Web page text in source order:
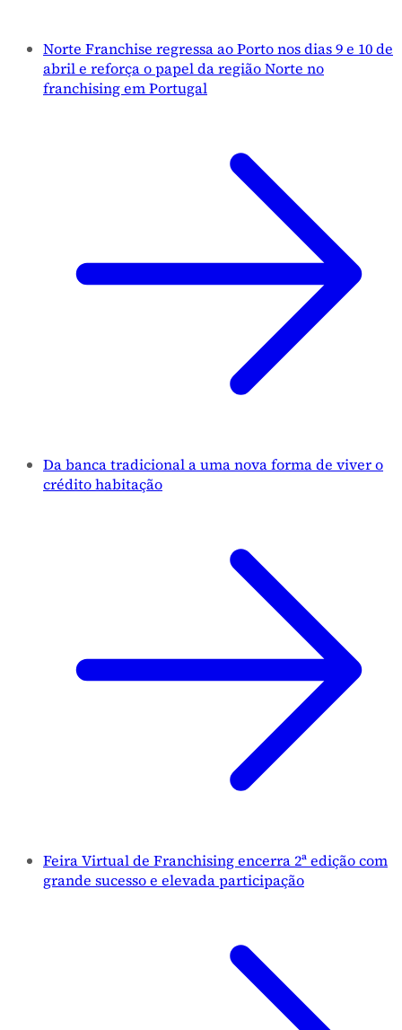
Norte Franchise regressa ao Porto nos dias 9 e 10 de
abril e reforça o papel da região Norte no
franchising em Portugal
Da banca tradicional a uma nova forma de viver o
crédito habitação
Feira Virtual de Franchising encerra 2ª edição com
grande sucesso e elevada participação